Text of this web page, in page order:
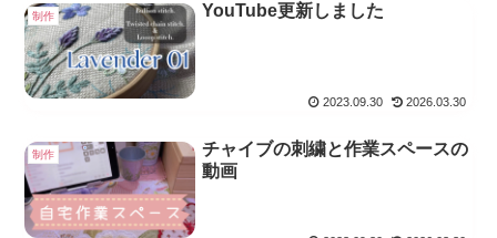
制作 YouTube更新しました
2023.09.30 2026.03.30
制作
チャイブの刺繍と作業スペースの
動画